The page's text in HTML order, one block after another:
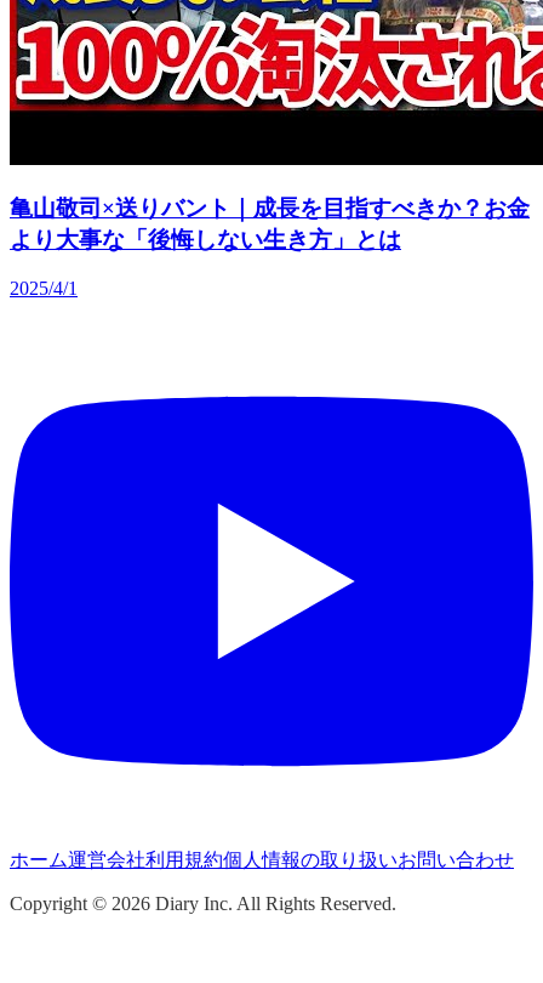
亀山敬司×送りバント｜成長を目指すべきか？お金
より大事な「後悔しない生き方」とは
2025/4/1
ホーム運営会社利用規約個人情報の取り扱いお問い合わせ
Copyright © 2026 Diary Inc. All Rights Reserved.